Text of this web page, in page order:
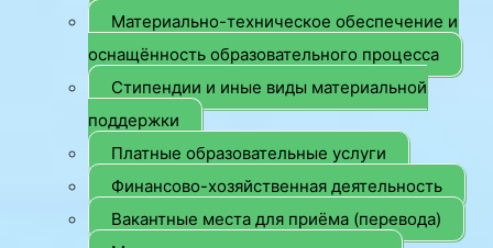
Материально-техническое обеспечение и
оснащённость образовательного процесса
Стипендии и иные виды материальной
поддержки
Платные образовательные услуги
Финансово-хозяйственная деятельность
Вакантные места для приёма (перевода)